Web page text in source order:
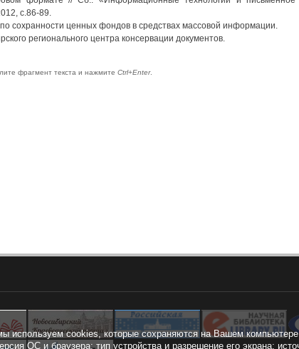
с.86-89.
сохранности ценных фондов в средствах массовой информации.
регионального центра консервации документов.
фрагмент текста и нажмите Ctrl+Enter.
используем cookies, которые сохраняются на Вашем
ОС и браузера; тип устройства и разрешение его экрана;